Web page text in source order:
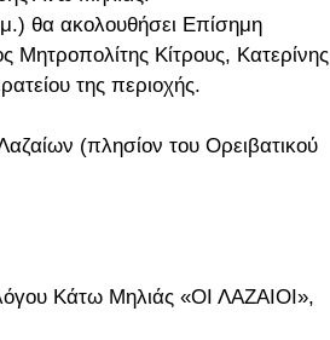
θα ακολουθήσει Επίσημη
Μητροπολίτης Κίτρους, Κατερίνης
της περιοχής.
(πλησίον του Ορειβατικού
Κάτω Μηλιάς «ΟΙ ΛΑΖΑΙΟΙ»,